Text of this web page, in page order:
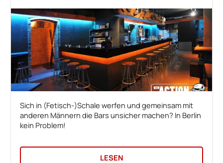
Sich in (Fetisch-)Schale werfen und gemeinsam mit
anderen Männern die Bars unsicher machen? In Berlin
kein Problem!
LESEN